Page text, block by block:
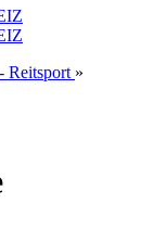
Reitsport »